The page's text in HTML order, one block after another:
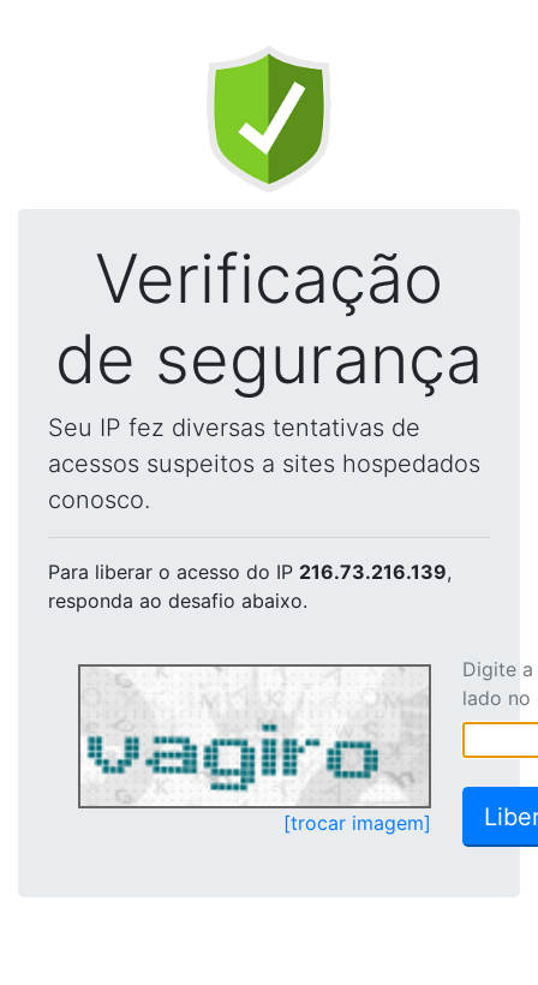
Verificação
de segurança
Seu IP fez diversas tentativas de
acessos suspeitos a sites hospedados
conosco.
Para liberar o acesso do IP 216.73.216.139,
responda ao desafio abaixo.
[trocar imagem]
Digite
lado no